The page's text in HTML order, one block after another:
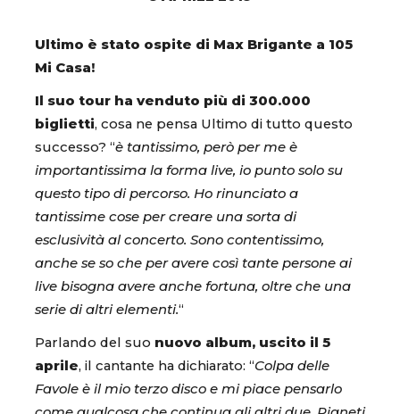
Ultimo è stato ospite di Max Brigante a 105
Mi Casa!
Il suo tour ha venduto più di 300.000
biglietti, cosa ne pensa Ultimo di tutto questo
successo? “è tantissimo, però per me è
importantissima la forma live, io punto solo su
questo tipo di percorso. Ho rinunciato a
tantissime cose per creare una sorta di
esclusività al concerto. Sono contentissimo,
anche se so che per avere così tante persone ai
live bisogna avere anche fortuna, oltre che una
serie di altri elementi.“
Parlando del suo nuovo album, uscito il 5
aprile, il cantante ha dichiarato: “Colpa delle
Favole è il mio terzo disco e mi piace pensarlo